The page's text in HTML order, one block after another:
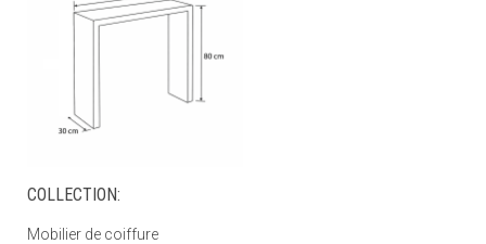
COLLECTION:
Mobilier de coiffure